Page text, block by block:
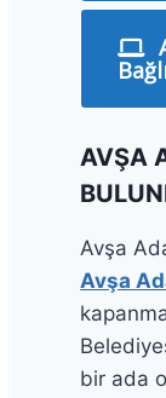
AVŞA
Avşa
Avşa
bir ada